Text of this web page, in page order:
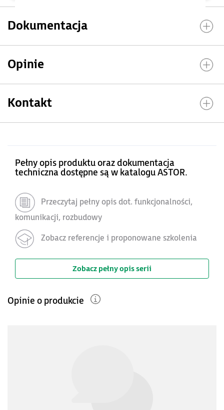
Dokumentacja
Opinie
Kontakt
Pełny opis produktu oraz dokumentacja
techniczna dostępne są w katalogu ASTOR.
Przeczytaj pełny opis dot. funkcjonalności,
komunikacji, rozbudowy
Zobacz referencje i proponowane szkolenia
Zobacz pełny opis serii
Opinie o produkcie